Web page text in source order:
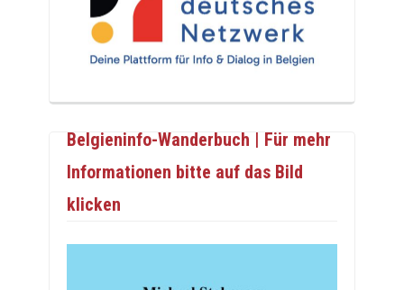
Belgieninfo-Wanderbuch | Für mehr
Informationen bitte auf das Bild
klicken